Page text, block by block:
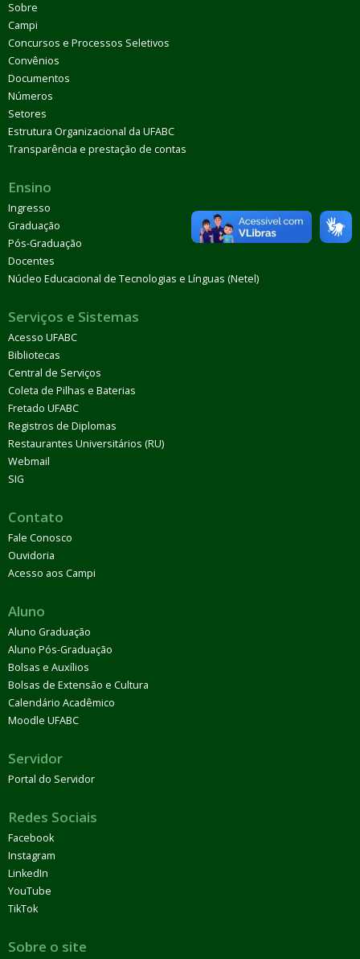
Sobre
Campi
Concursos e Processos Seletivos
Convênios
Documentos
Números
Setores
Estrutura Organizacional da UFABC
Transparência e prestação de contas
Ensino
Ingresso
Graduação
Pós-Graduação
Docentes
Núcleo Educacional de Tecnologias e Línguas (Netel)
Serviços e Sistemas
Acesso UFABC
Bibliotecas
Central de Serviços
Coleta de Pilhas e Baterias
Fretado UFABC
Registros de Diplomas
Restaurantes Universitários (RU)
Webmail
SIG
Contato
Fale Conosco
Ouvidoria
Acesso aos Campi
Aluno
Aluno Graduação
Aluno Pós-Graduação
Bolsas e Auxílios
Bolsas de Extensão e Cultura
Calendário Acadêmico
Moodle UFABC
Servidor
Portal do Servidor
Redes Sociais
Facebook
Instagram
LinkedIn
YouTube
TikTok
Sobre o site